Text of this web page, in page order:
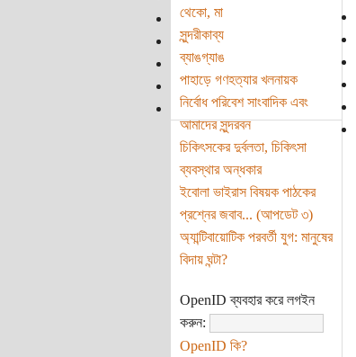
থেকো, মা
সুন্দরীকাব্য
ব্যাঙগ্যাঙ
পাহাড়ে গণহত্যার খলনায়ক
নির্বোধ পরিবেশ সাংবাদিক এবং
আমাদের সুন্দরবন
চিকিৎসকের দুর্বলতা, চিকিৎসা
ব্যবস্থার অন্ধকার
ইবোলা ভাইরাস বিষয়ক পাঠকের
প্রশ্নের জবাব... (‌আপডেট ৩)
অ্যান্টিবায়োটিক পরবর্তী যুগ: মানুষের
বিদায় ঘন্টা?
OpenID ব্যবহার করে লগইন
করুন:
OpenID কি?